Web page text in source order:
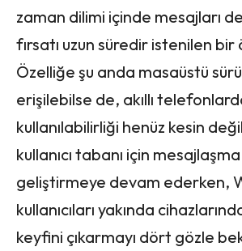
zaman dilimi içinde mesajları
fırsatı uzun süredir istenilen bir
Özelliğe şu anda masaüstü
erişilebilse de, akıllı
kullanılabilirliği henüz kesin
kullanıcı tabanı için
geliştirmeye devam ederken,
kullanıcıları yakında
keyfini çıkarmayı dört gözle